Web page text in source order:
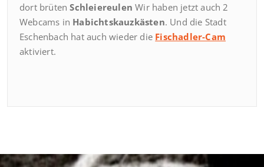
dort brütenSchleiereulen Wir haben jetzt auch 2
Webcams in Habichtskauzkästen. Und die Stadt
Eschenbach hat auch wieder die Fischadler-Cam
aktiviert.